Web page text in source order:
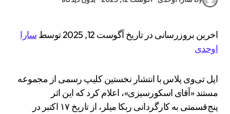
اخرین بروزرسانی در تاریخ آگوست 12, 2025 توسط
سارا
اوحدی
اپل تی‌وی پلاس با انتشار نخستین کلیپ رسمی از مجموعه
مستند «آقای اسکورسیزی»، اعلام کرد که این اثر
پنج‌قسمتی به کارگردانی ربکا میلر، از تاریخ ۱۷ اکتبر در